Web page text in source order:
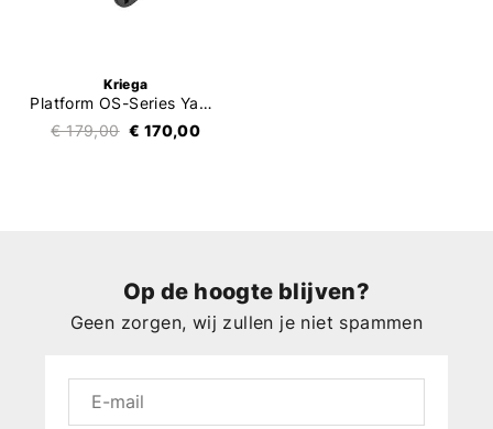
Kriega
Platform OS-Series Yamaha Tenere 700
€ 179,00 € 170,00
Op de hoogte blijven?
Geen zorgen, wij zullen je niet spammen